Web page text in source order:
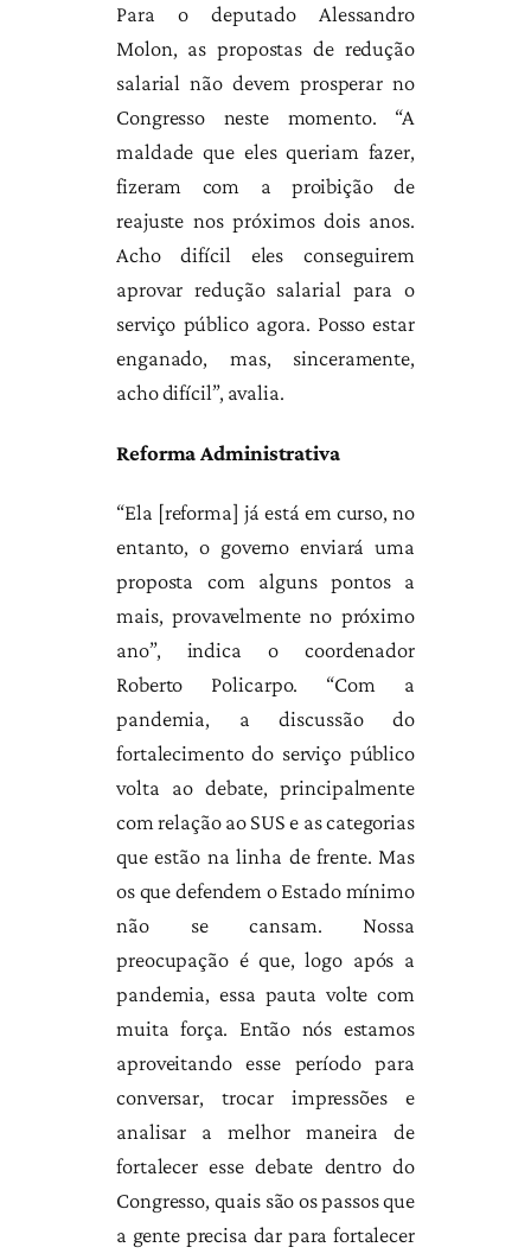
Para o deputado Alessandro
Molon, as propostas de redução
salarial não devem prosperar no
Congresso neste momento. “A
maldade que eles queriam fazer,
fizeram com a proibição de
reajuste nos próximos dois anos.
Acho difícil eles conseguirem
aprovar redução salarial para o
serviço público agora. Posso estar
enganado, mas, sinceramente,
acho difícil”, avalia.
Reforma Administrativa
“Ela [reforma] já está em curso, no
entanto, o governo enviará uma
proposta com alguns pontos a
mais, provavelmente no próximo
ano”, indica o coordenador
Roberto Policarpo. “Com a
pandemia, a discussão do
fortalecimento do serviço público
volta ao debate, principalmente
com relação ao SUS e as categorias
que estão na linha de frente. Mas
os que defendem o Estado mínimo
não se cansam. Nossa
preocupação é que, logo após a
pandemia, essa pauta volte com
muita força. Então nós estamos
aproveitando esse período para
conversar, trocar impressões e
analisar a melhor maneira de
fortalecer esse debate dentro do
Congresso, quais são os passos que
a gente precisa dar para fortalecer